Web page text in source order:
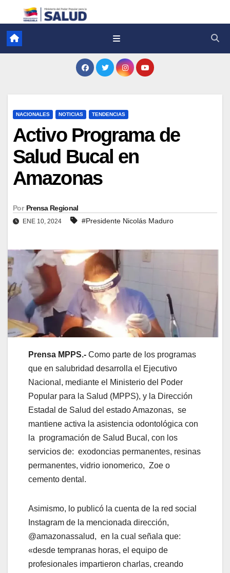
NACIONALES NOTICIAS TENDENCIAS
Activo Programa de
Salud Bucal en
Amazonas
Por Prensa Regional
ENE 10, 2024 #Presidente Nicolás Maduro
Prensa MPPS.- Como parte de los programas
que en salubridad desarrolla el Ejecutivo
Nacional, mediante el Ministerio del Poder
Popular para la Salud (MPPS), y la Dirección
Estadal de Salud del estado Amazonas, se
mantiene activa la asistencia odontológica con
la programación de Salud Bucal, con los
servicios de: exodoncias permanentes, resinas
permanentes, vidrio ionomerico, Zoe o
cemento dental.
Asimismo, lo publicó la cuenta de la red social
Instagram de la mencionada dirección,
@amazonassalud, en la cual señala que:
«desde tempranas horas, el equipo de
profesionales impartieron charlas, creando